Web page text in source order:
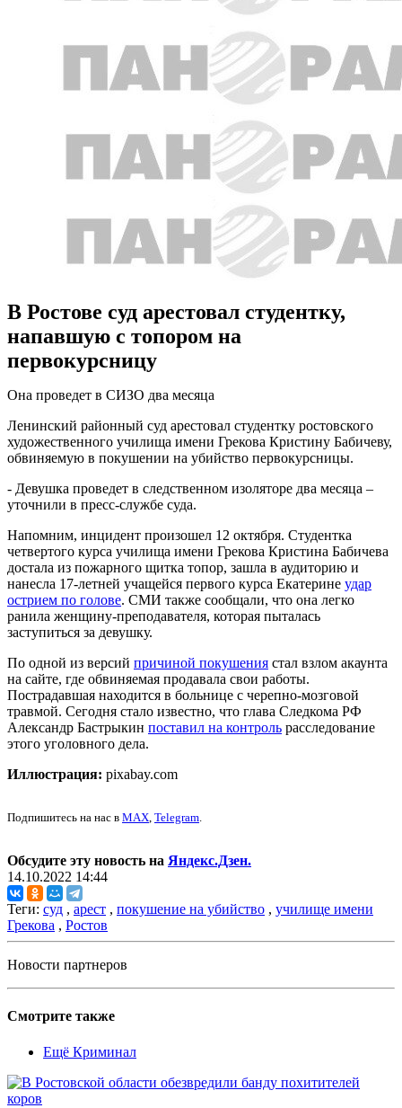
В Ростове суд арестовал студентку,
напавшую с топором на
первокурсницу
Она проведет в СИЗО два месяца
Ленинский районный суд арестовал студентку ростовского
художественного училища имени Грекова Кристину Бабичеву,
обвиняемую в покушении на убийство первокурсницы.
- Девушка проведет в следственном изоляторе два месяца –
уточнили в пресс-службе суда.
Напомним, инцидент произошел 12 октября. Студентка
четвертого курса училища имени Грекова Кристина Бабичева
достала из пожарного щитка топор, зашла в аудиторию и
нанесла 17-летней учащейся первого курса Екатерине удар
острием по голове. СМИ также сообщали, что она легко
ранила женщину-преподавателя, которая пыталась
заступиться за девушку.
По одной из версий причиной покушения стал взлом акаунта
на сайте, где обвиняемая продавала свои работы.
Пострадавшая находится в больнице с черепно-мозговой
травмой. Сегодня стало известно, что глава Следкома РФ
Александр Бастрыкин поставил на контроль расследование
этого уголовного дела.
Иллюстрация: pixabay.com
Подпишитесь на нас в MAX, Telegram.
Обсудите эту новость на Яндекс.Дзен.
14.10.2022 14:44
Теги: суд , арест , покушение на убийство , училище имени
Грекова , Ростов
Новости партнеров
Смотрите также
Ещё Криминал